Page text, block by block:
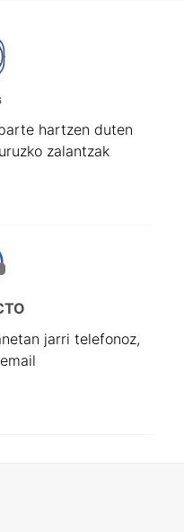
hartzen duten
zalantzak
jarri telefonoz,